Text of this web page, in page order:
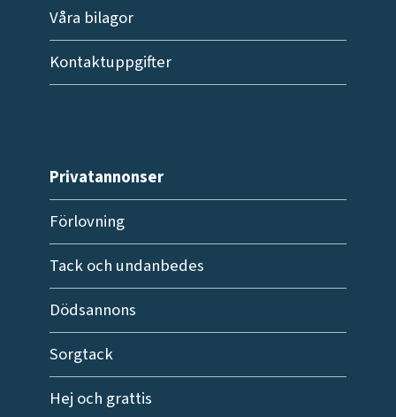
Våra bilagor
Kontaktuppgifter
Privatannonser
Förlovning
Tack och undanbedes
Dödsannons
Sorgtack
Hej och grattis